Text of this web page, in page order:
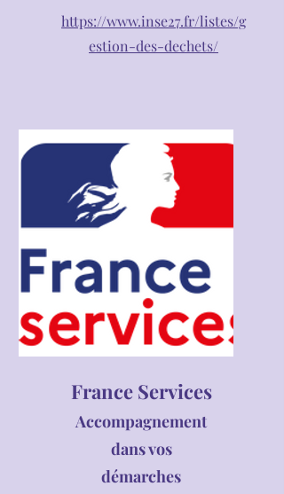
https://www.inse27.fr/listes/g
estion-des-dechets/
France Services
Accompagnement
dans vos
démarches